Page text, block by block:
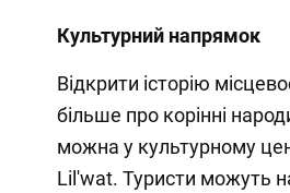
Культурний напрямок
Відкрити історію
більше про корінні
можна у культурному
Lil'wat. Туристи можуть